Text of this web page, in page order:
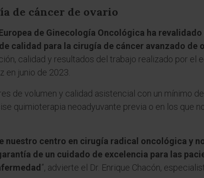
de cáncer de ovario
de Ginecología Oncológica ha
calidad para la cirugía de cáncer avanzado de
calidad y resultados del trabajo realizado por el
en junio de 2023.
de volumen y calidad asistencial con un mínimo
quimioterapia neoadyuvante previa o en los que
centro en cirugía radical oncológica y
de un cuidado de excelencia para las
”, advierte el Dr. Enrique Chacón,